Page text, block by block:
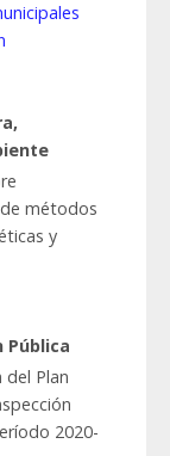
métodos
y
Pública
Plan
2020-